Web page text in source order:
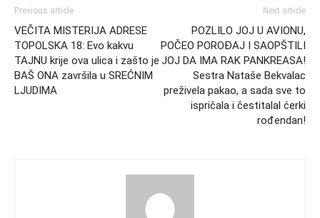
Previous article
VEČITA MISTERIJA ADRESE
TOPOLSKA 18: Evo kakvu
TAJNU krije ova ulica i zašto je
BAŠ ONA završila u SREĆNIM
LJUDIMA
Next article
POZLILO JOJ U AVIONU,
POČEO POROĐAJ I SAOPŠTILI
JOJ DA IMA RAK PANKREASA!
Sestra Nataše Bekvalac
preživela pakao, a sada sve to
ispričala i čestitalal ćerki
rođendan!